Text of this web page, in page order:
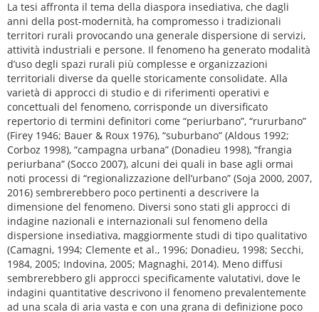
La tesi affronta il tema della diaspora insediativa, che dagli
anni della post-modernità, ha compromesso i tradizionali
territori rurali provocando una generale dispersione di servizi,
attività industriali e persone. Il fenomeno ha generato modalità
d’uso degli spazi rurali più complesse e organizzazioni
territoriali diverse da quelle storicamente consolidate. Alla
varietà di approcci di studio e di riferimenti operativi e
concettuali del fenomeno, corrisponde un diversificato
repertorio di termini definitori come “periurbano”, “rururbano”
(Firey 1946; Bauer & Roux 1976), “suburbano” (Aldous 1992;
Corboz 1998), “campagna urbana” (Donadieu 1998), “frangia
periurbana” (Socco 2007), alcuni dei quali in base agli ormai
noti processi di “regionalizzazione dell’urbano” (Soja 2000, 2007,
2016) sembrerebbero poco pertinenti a descrivere la
dimensione del fenomeno. Diversi sono stati gli approcci di
indagine nazionali e internazionali sul fenomeno della
dispersione insediativa, maggiormente studi di tipo qualitativo
(Camagni, 1994; Clemente et al., 1996; Donadieu, 1998; Secchi,
1984, 2005; Indovina, 2005; Magnaghi, 2014). Meno diffusi
sembrerebbero gli approcci specificamente valutativi, dove le
indagini quantitative descrivono il fenomeno prevalentemente
ad una scala di aria vasta e con una grana di definizione poco